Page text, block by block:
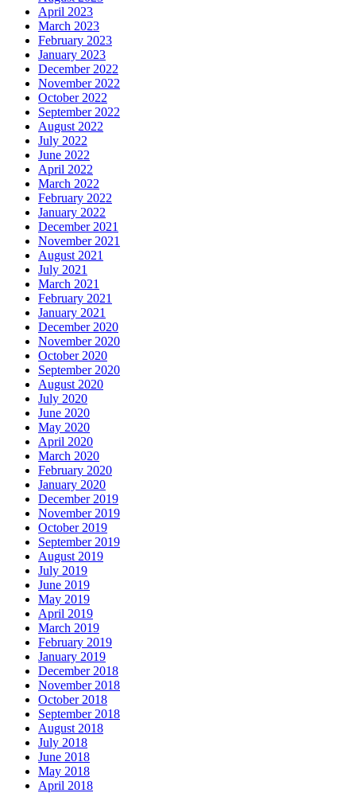
April 2023
March 2023
February 2023
January 2023
December 2022
November 2022
October 2022
September 2022
August 2022
July 2022
June 2022
April 2022
March 2022
February 2022
January 2022
December 2021
November 2021
August 2021
July 2021
March 2021
February 2021
January 2021
December 2020
November 2020
October 2020
September 2020
August 2020
July 2020
June 2020
May 2020
April 2020
March 2020
February 2020
January 2020
December 2019
November 2019
October 2019
September 2019
August 2019
July 2019
June 2019
May 2019
April 2019
March 2019
February 2019
January 2019
December 2018
November 2018
October 2018
September 2018
August 2018
July 2018
June 2018
May 2018
April 2018